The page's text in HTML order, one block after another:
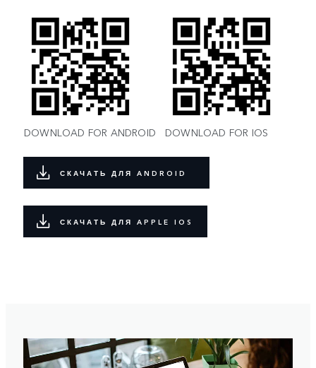
DOWNLOAD FOR ANDROID DOWNLOAD FOR IOS
СКАЧАТЬ ДЛЯ ANDROID
СКАЧАТЬ ДЛЯ APPLE IOS